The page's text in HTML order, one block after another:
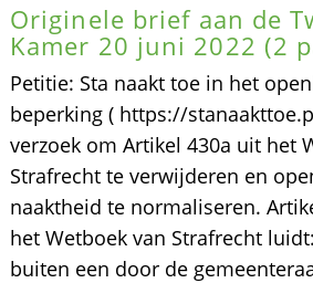
Originele brief aan de
Kamer 20 juni 2022 (2
Petitie: Sta naakt toe in het
beperking ( https://
verzoek om Artikel 430a uit het
Strafrecht te verwijderen en
naaktheid te normaliseren.
het Wetboek van Strafrecht
buiten een door de